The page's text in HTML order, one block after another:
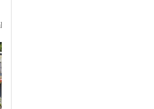
Scrubber-Design an Suntech Equipment